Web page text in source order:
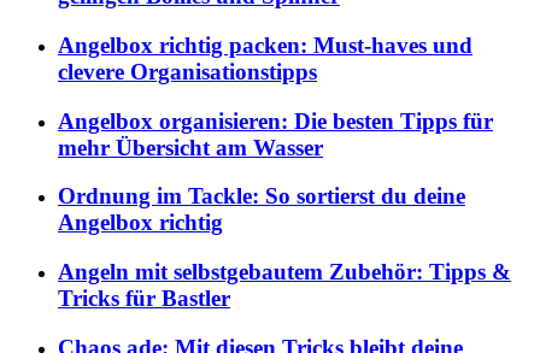
Angelbox richtig packen: Must-haves und
clevere Organisationstipps
Angelbox organisieren: Die besten Tipps für
mehr Übersicht am Wasser
Ordnung im Tackle: So sortierst du deine
Angelbox richtig
Angeln mit selbstgebautem Zubehör: Tipps &
Tricks für Bastler
Chaos ade: Mit diesen Tricks bleibt deine